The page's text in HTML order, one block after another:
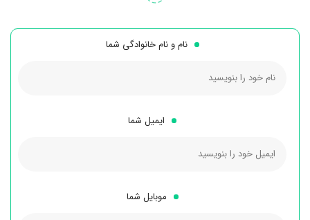
نام و نام خانوادگی شما
ایمیل شما
موبایل شما